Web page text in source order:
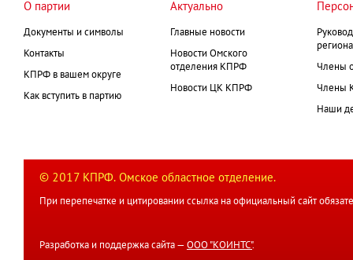
О партии
Документы и символы
Контакты
КПРФ в вашем округе
Как вступить в партию
Актуально
Главные новости
Новости Омского
отделения КПРФ
Новости ЦК КПРФ
Члены
Члены
Наши
© 2017 КПРФ. Омское областное отделение.
При перепечатке и цитировании ссылка на официальный сайт
Разработка и поддержка сайта — ООО "КОИНТС".